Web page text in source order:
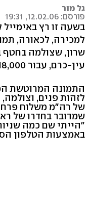
גל מור
פורסם: 12.02.06, 19:31
בשעה זו רץ באימייל
למכירה, לכאורה,
שרון, שצולמה בחטף
עין-כרם, עבור 18,000 דולרים.
התמונה המרוטשת
לזהות פנים,
של רה"מ משלוח
שמדובר בחדרו של
"הייתי שם כמה
באמצעות הטלפון